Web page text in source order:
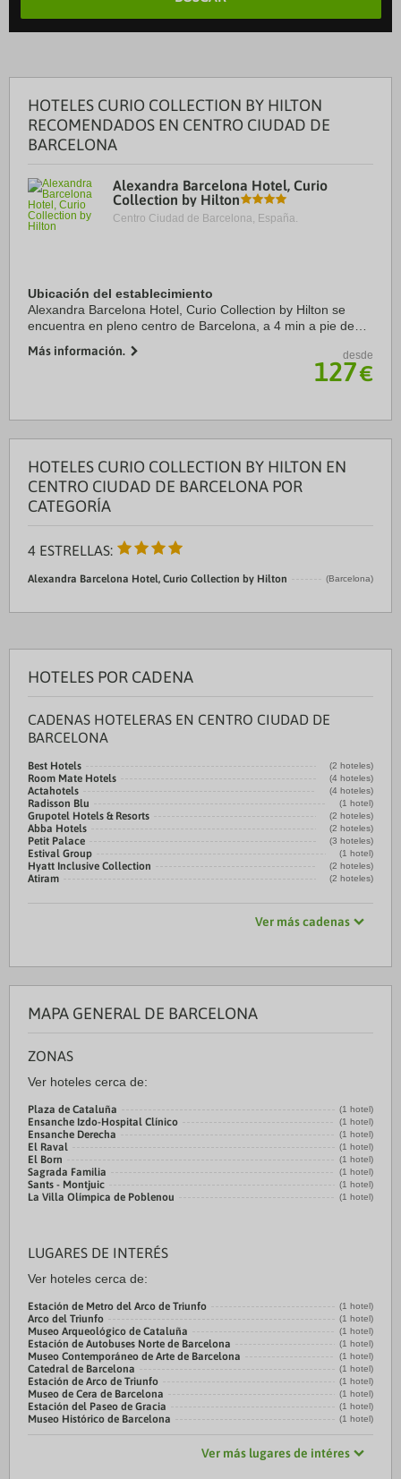
HOTELES CURIO COLLECTION BY HILTON
RECOMENDADOS EN CENTRO CIUDAD DE
BARCELONA
Alexandra Barcelona Hotel, Curio
Collection by Hilton
Centro Ciudad de Barcelona, España.
Ubicación del establecimiento
Alexandra Barcelona Hotel, Curio Collection by Hilton se
encuentra en pleno centro de Barcelona, a 4 min a pie de
sostenible se encuentra a 1,2 km de ...
Más información. desde
127€
HOTELES CURIO COLLECTION BY HILTON EN
CENTRO CIUDAD DE BARCELONA POR
CATEGORÍA
4 ESTRELLAS:
Alexandra Barcelona Hotel, Curio Collection by Hilton (Barcelona)
HOTELES POR CADENA
CADENAS HOTELERAS EN CENTRO CIUDAD DE
BARCELONA
Best Hotels (2 hoteles)
Room Mate Hotels (4 hoteles)
Actahotels (4 hoteles)
Radisson Blu (1 hotel)
Grupotel Hotels & Resorts (2 hoteles)
Abba Hotels (2 hoteles)
Petit Palace (3 hoteles)
Estival Group (1 hotel)
Hyatt Inclusive Collection (2 hoteles)
Atiram (2 hoteles)
Ver más cadenas
MAPA GENERAL DE BARCELONA
ZONAS
Ver hoteles cerca de:
Plaza de Cataluña (1 hotel)
Ensanche Izdo-Hospital Clínico (1 hotel)
Ensanche Derecha (1 hotel)
El Raval (1 hotel)
El Born (1 hotel)
Sagrada Familia (1 hotel)
Sants - Montjuic (1 hotel)
La Villa Olímpica de Poblenou (1 hotel)
LUGARES DE INTERÉS
Ver hoteles cerca de:
Estación de Metro del Arco de Triunfo (1 hotel)
Arco del Triunfo (1 hotel)
Museo Arqueológico de Cataluña (1 hotel)
Estación de Autobuses Norte de Barcelona (1 hotel)
Museo Contemporáneo de Arte de Barcelona (1 hotel)
Catedral de Barcelona (1 hotel)
Estación de Arco de Triunfo (1 hotel)
Museo de Cera de Barcelona (1 hotel)
Estación del Paseo de Gracia (1 hotel)
Museo Histórico de Barcelona (1 hotel)
Ver más lugares de intéres